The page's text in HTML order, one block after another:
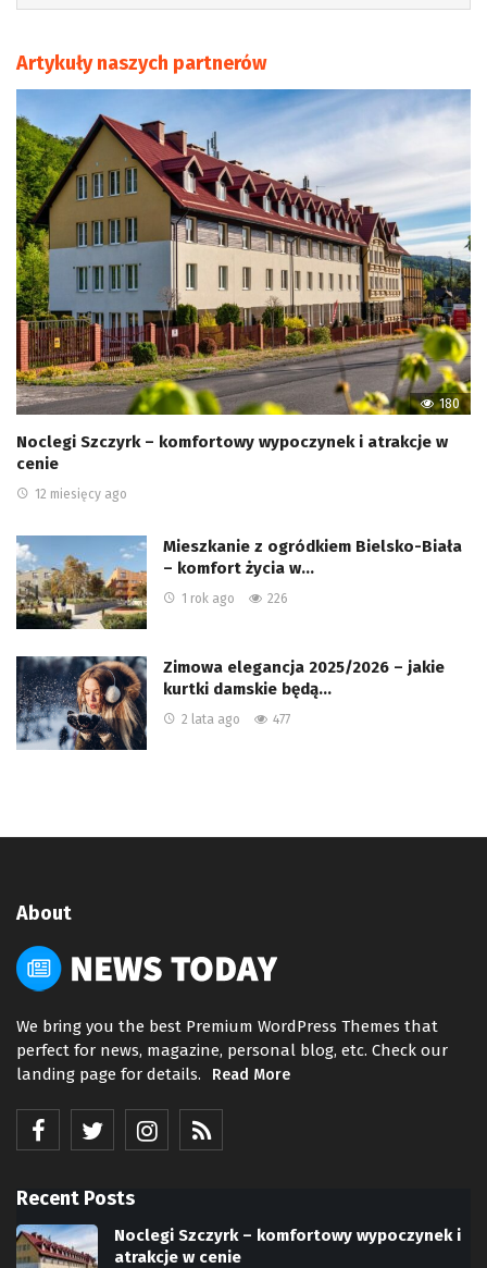
Artykuły naszych partnerów
180
Noclegi Szczyrk – komfortowy wypoczynek i atrakcje w
cenie
12 miesięcy ago
Mieszkanie z ogródkiem Bielsko-Biała
– komfort życia w…
1 rok ago 226
Zimowa elegancja 2025/2026 – jakie
kurtki damskie będą…
2 lata ago 477
About
We bring you the best Premium WordPress Themes that
perfect for news, magazine, personal blog, etc. Check our
landing page for details.
Read More
Recent Posts
Noclegi Szczyrk – komfortowy wypoczynek i
atrakcje w cenie